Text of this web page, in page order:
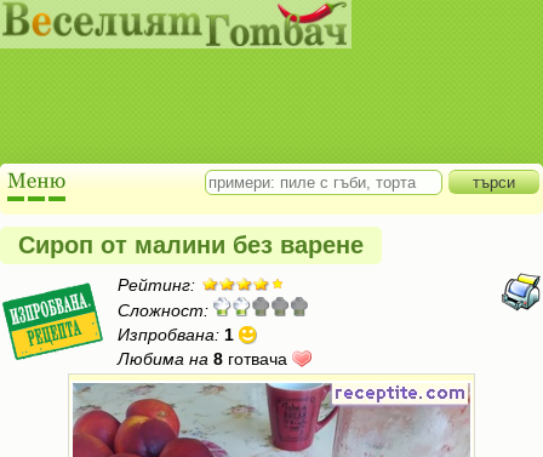
Сироп от малини без варене
Рейтинг:
Сложност:
Изпробвана: 1
Любима на 8 готвача